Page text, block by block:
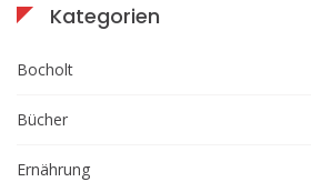
Kategorien
Bocholt
Bücher
Ernährung